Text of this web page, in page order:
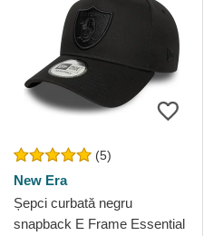
(5)
New Era
Șepci curbată negru
snapback E Frame Essential